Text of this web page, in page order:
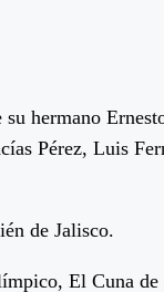
hermano
Pérez, Luis
de Jalisco.
El Cuna